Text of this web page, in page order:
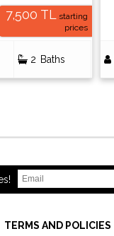
7,500 TL starting
prices
2 Baths
TERMS AND POLICIES